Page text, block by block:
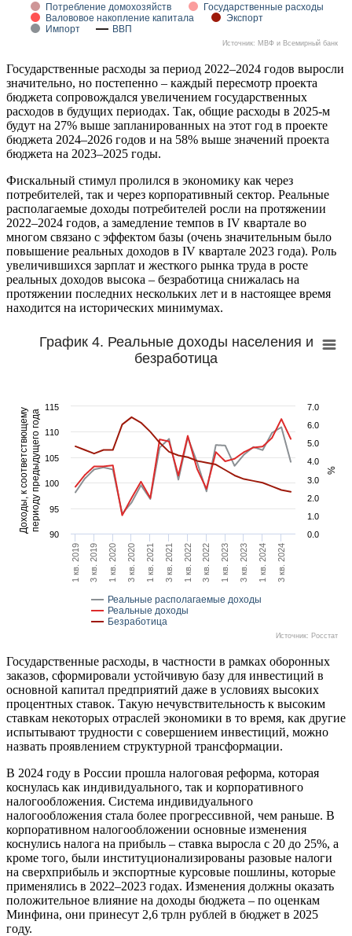
Потребление домохозяйств
Государственные расходы
Валововое накопление капитала
Экспорт
Импорт
ВВП
Источник: МВФ и Всемирный банк
Государственные расходы за период 2022–2024 годов выросли
значительно, но постепенно – каждый пересмотр проекта
бюджета сопровождался увеличением государственных
расходов в будущих периодах. Так, общие расходы в 2025-м
будут на 27% выше запланированных на этот год в проекте
бюджета 2024–2026 годов и на 58% выше значений проекта
бюджета на 2023–2025 годы.
Фискальный стимул пролился в экономику как через
потребителей, так и через корпоративный сектор. Реальные
располагаемые доходы потребителей росли на протяжении
2022–2024 годов, а замедление темпов в IV квартале во
многом связано с эффектом базы (очень значительным было
повышение реальных доходов в IV квартале 2023 года). Роль
увеличившихся зарплат и жесткого рынка труда в росте
реальных доходов высока – безработица снижалась на
протяжении последних нескольких лет и в настоящее время
находится на исторических минимумах.
%
Доходы, к соответствющемупериоду предыдущего года
График 4. Реальные доходы населения и
безработица
Реальные располагаемые доходы
Реальные доходы
Безработица
1 кв. 2019 3 кв. 2019 1 кв. 2020 3 кв. 2020 1 кв. 2021 3 кв. 2021 1 кв. 2022 3 кв. 2022 1 кв. 2023 3 кв. 2023 1 кв. 2024 3 кв. 2024
0.0
1.0
2.0
3.0
4.0
5.0
6.0
7.0
90
95
100
105
110
115
Источник: Росстат
Государственные расходы, в частности в рамках оборонных
заказов, сформировали устойчивую базу для инвестиций в
основной капитал предприятий даже в условиях высоких
процентных ставок. Такую нечувствительность к высоким
ставкам некоторых отраслей экономики в то время, как другие
испытывают трудности с совершением инвестиций, можно
назвать проявлением структурной трансформации.
В 2024 году в России прошла налоговая реформа, которая
коснулась как индивидуального, так и корпоративного
налогообложения. Система индивидуального
налогообложения стала более прогрессивной, чем раньше. В
корпоративном налогообложении основные изменения
коснулись налога на прибыль – ставка выросла с 20 до 25%, а
кроме того, были институционализированы разовые налоги
на сверхприбыль и экспортные курсовые пошлины, которые
применялись в 2022–2023 годах. Изменения должны оказать
положительное влияние на доходы бюджета – по оценкам
Минфина, они принесут 2,6 трлн рублей в бюджет в 2025
году.